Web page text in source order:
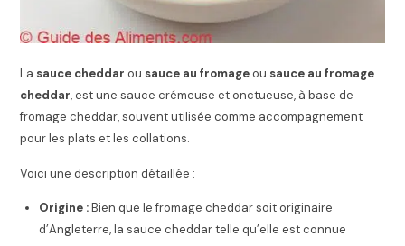
La sauce cheddar ou sauce au fromageou sauce au fromage
cheddar, est une sauce crémeuse et onctueuse, à base de
fromage cheddar, souvent utilisée comme accompagnement
pour les plats et les collations.
Voici une description détaillée :
Origine :Bien que le fromage cheddar soit originaire
d’Angleterre, la sauce cheddar telle qu’elle est connue